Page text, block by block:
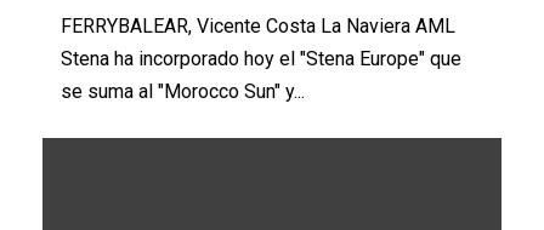
FERRYBALEAR, Vicente Costa La Naviera AML
Stena ha incorporado hoy el "Stena Europe" que
se suma al "Morocco Sun" y...